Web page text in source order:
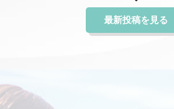
最新投稿を見る